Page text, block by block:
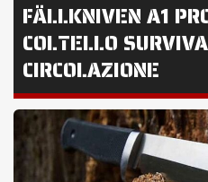
FÄLLKNIVEN A1
COLTELLO
CIRCOLAZIONE